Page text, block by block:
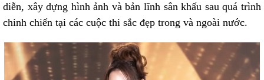
diễn, xây dựng hình ảnh và bản lĩnh sân khấu sau quá trình
chinh chiến tại các cuộc thi sắc đẹp trong và ngoài nước.